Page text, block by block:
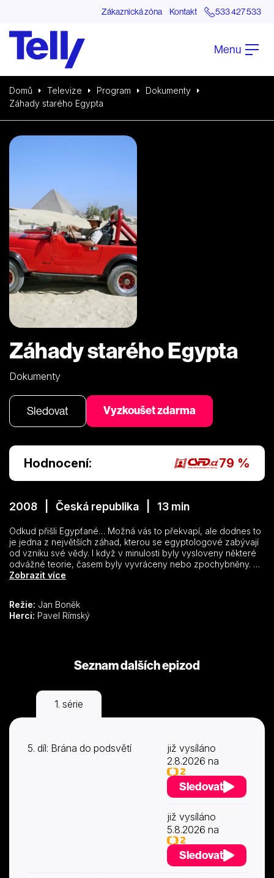
Zákaznická zóna Kontakt 533 427 533
Menu
Domů Televize Program
Dokumenty
Záhady starého Egypta
Záhady starého Egypta
Dokumenty
Sledovat Vyzkoušet zdarma
Hodnocení: 79 %
2008 | Česká republika | 13 min
Odkud přišli Egypťané… Možná vás to překvapí, ale dodnes to
je jedna z největších záhad, kterou se egyptologové zabývají
od vzniku své vědy. I když v minulosti byly vysloveny některé
odvážné teorie, časem byly vyvráceny nebo zpochybněny. Až
v posledních letech, s rozvojem moderní techniky, ať už je to
možnosti výzkumu přinesly své plody.
Zobrazit více
Režie: Jan Boněk
Herci: Pavel Rímský
Seznam dalších epizod
1. série
5. díl: Brána do podsvětí
již vysíláno
2.8.2026 na
Sledovat
již vysíláno
5.8.2026 na
Sledovat